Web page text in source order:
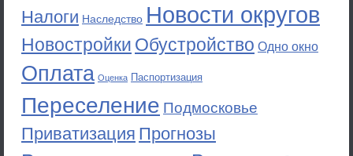
Налоги Наследство Новости округов
Новостройки Обустройство Одно окно
Оплата Оценка Паспортизация
Переселение Подмосковье
Приватизация Прогнозы